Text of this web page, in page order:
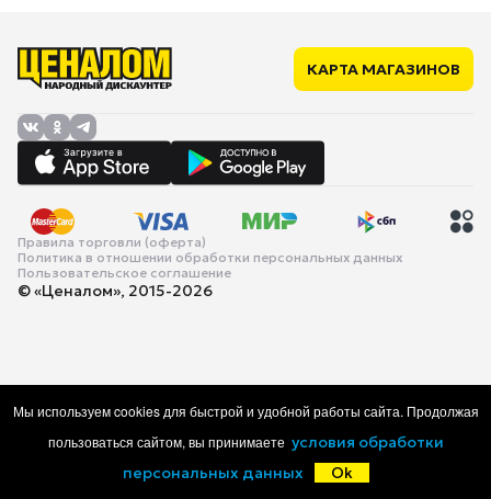
КАРТА МАГАЗИНОВ
Правила торговли (оферта)
Политика в отношении обработки персональных данных
Пользовательское соглашение
© «Ценалом», 2015-2026
Каталог Корзина Избранное
Мы используем cookies для быстрой и удобной работы сайта. Продолжая
пользоваться сайтом, вы принимаете условия обработки
персональных данных
Ok